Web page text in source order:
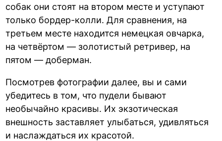
собак они стоят на втором месте и уступают
только бордер-колли. Для сравнения, на
третьем месте находится немецкая овчарка,
на четвёртом — золотистый ретривер, на
пятом — доберман.
Посмотрев фотографии далее, вы и сами
убедитесь в том, что пудели бывают
необычайно красивы. Их экзотическая
внешность заставляет улыбаться, удивляться
и наслаждаться их красотой.